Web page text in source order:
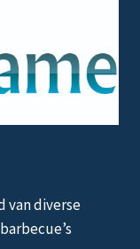
van diverse